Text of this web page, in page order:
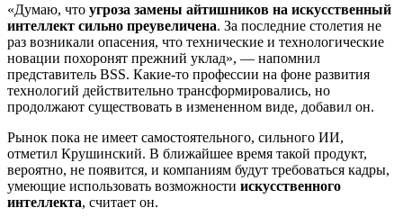
«Думаю, что угроза замены айтишников на искусственный
интеллект сильно преувеличена. За последние столетия не
раз возникали опасения, что технические и технологические
новации похоронят прежний уклад», — напомнил
представитель BSS. Какие-то профессии на фоне развития
технологий действительно трансформировались, но
продолжают существовать в измененном виде, добавил он.
Рынок пока не имеет самостоятельного, сильного ИИ,
отметил Крушинский. В ближайшее время такой продукт,
вероятно, не появится, и компаниям будут требоваться кадры,
умеющие использовать возможности искусственного
интеллекта, считает он.